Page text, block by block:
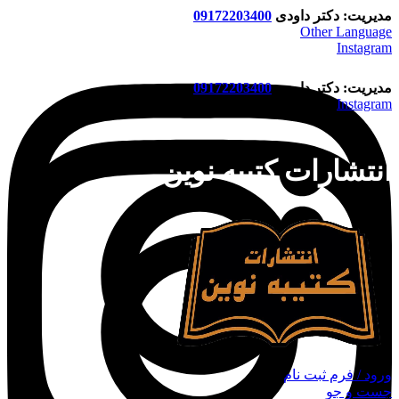
مدیریت: دکتر داودی 09172203400
Other Language
Instagram
مدیریت: دکتر داودی09172203400
Instagram
انتشارات کتیبه نوین
ورود / فرم ثبت نام
جست و جو